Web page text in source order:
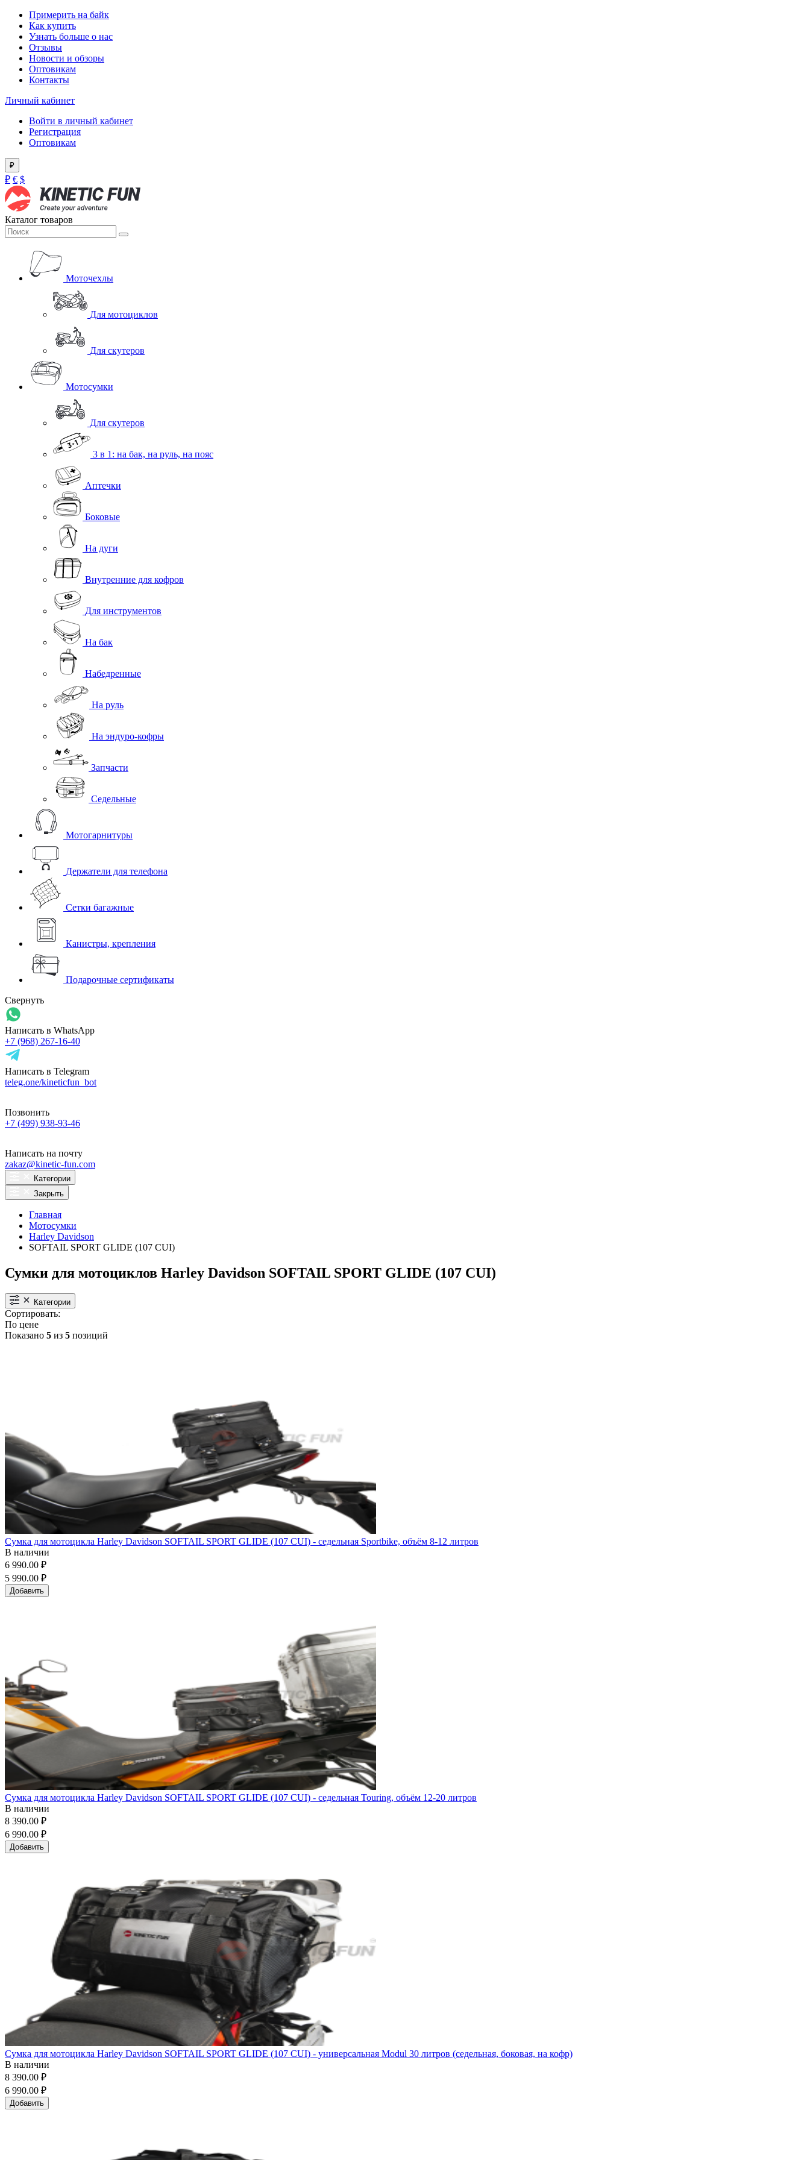
Примерить на байк
Как купить
Узнать больше о нас
Отзывы
Новости и обзоры
Оптовикам
Контакты
Личный кабинет
Войти в личный кабинет
Регистрация
Оптовикам
₽
₽ € $
Каталог товаров
Моточехлы
Для мотоциклов
Для скутеров
Мотосумки
Для скутеров
3 в 1: на бак, на руль, на пояс
Аптечки
Боковые
На дуги
Внутренние для кофров
Для инструментов
На бак
Набедренные
На руль
На эндуро-кофры
Запчасти
Седельные
Мотогарнитуры
Держатели для телефона
Сетки багажные
Канистры, крепления
Подарочные сертификаты
Свернуть
Написать в WhatsApp
+7 (968) 267-16-40
Написать в Telegram
teleg.one/kineticfun_bot
Позвонить
+7 (499) 938-93-46
Написать на почту
zakaz@kinetic-fun.com
Категории
Закрыть
Главная
Мотосумки
Harley Davidson
SOFTAIL SPORT GLIDE (107 CUI)
Сумки для мотоциклов Harley Davidson SOFTAIL SPORT GLIDE (107 CUI)
Категории
Сортировать:
По цене
Показано 5 из 5 позиций
Сумка для мотоцикла Harley Davidson SOFTAIL SPORT GLIDE (107 CUI) - седельная Sportbike, объём 8-12 литров
В наличии
6 990.00 ₽
5 990.00 ₽
Добавить
Сумка для мотоцикла Harley Davidson SOFTAIL SPORT GLIDE (107 CUI) - седельная Touring, объём 12-20 литров
В наличии
8 390.00 ₽
6 990.00 ₽
Добавить
Сумка для мотоцикла Harley Davidson SOFTAIL SPORT GLIDE (107 CUI) - универсальная Modul 30 литров (седельная, боковая, на кофр)
В наличии
8 390.00 ₽
6 990.00 ₽
Добавить